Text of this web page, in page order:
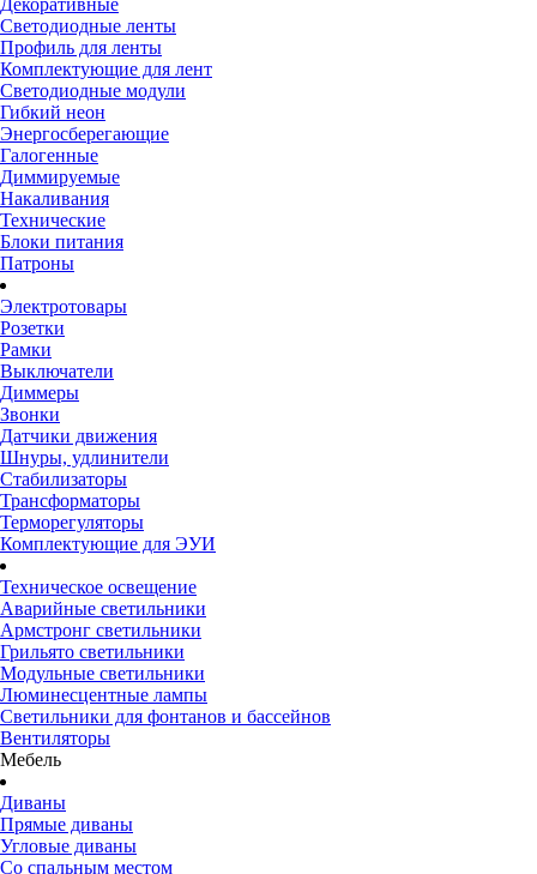
Декоративные
Светодиодные ленты
Профиль для ленты
Комплектующие для лент
Светодиодные модули
Гибкий неон
Энергосберегающие
Галогенные
Диммируемые
Накаливания
Технические
Блоки питания
Патроны
Электротовары
Розетки
Рамки
Выключатели
Диммеры
Звонки
Датчики движения
Шнуры, удлинители
Стабилизаторы
Трансформаторы
Терморегуляторы
Комплектующие для ЭУИ
Техническое освещение
Аварийные светильники
Армстронг светильники
Грильято светильники
Модульные светильники
Люминесцентные лампы
Светильники для фонтанов и бассейнов
Вентиляторы
Мебель
Диваны
Прямые диваны
Угловые диваны
Со спальным местом